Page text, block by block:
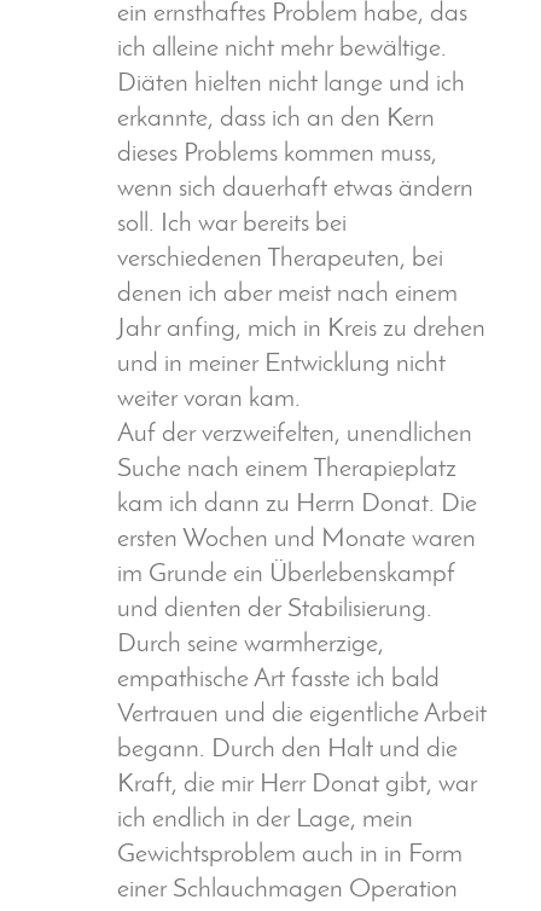
ein ernsthaftes Problem habe, das
ich alleine nicht mehr bewältige.
Diäten hielten nicht lange und ich
erkannte, dass ich an den Kern
dieses Problems kommen muss,
wenn sich dauerhaft etwas ändern
soll. Ich war bereits bei
verschiedenen Therapeuten, bei
denen ich aber meist nach einem
Jahr anfing, mich in Kreis zu drehen
und in meiner Entwicklung nicht
weiter voran kam.
Auf der verzweifelten, unendlichen
Suche nach einem Therapieplatz
kam ich dann zu Herrn Donat. Die
ersten Wochen und Monate waren
im Grunde ein Überlebenskampf
und dienten der Stabilisierung.
Durch seine warmherzige,
empathische Art fasste ich bald
Vertrauen und die eigentliche Arbeit
begann. Durch den Halt und die
Kraft, die mir Herr Donat gibt, war
ich endlich in der Lage, mein
Gewichtsproblem auch in in Form
einer Schlauchmagen Operation